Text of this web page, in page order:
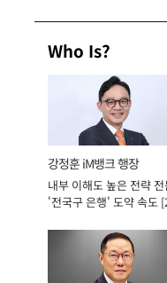
Who Is?
강정훈 iM뱅크 행장
내부 이해도 높은 전략
'전국구 은행' 도약 속도